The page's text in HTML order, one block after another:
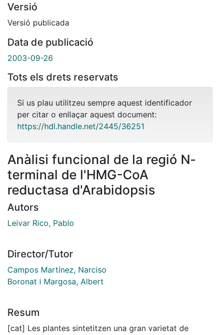
Versió
Versió publicada
Data de publicació
2003-09-26
Tots els drets reservats
Si us plau utilitzeu sempre aquest identificador
per citar o enllaçar aquest document:
https://hdl.handle.net/2445/36251
Anàlisi funcional de la regió N-
terminal de l'HMG-CoA
reductasa d'Arabidopsis
Autors
Leivar Rico, Pablo
Director/Tutor
Campos Martínez, Narciso
Boronat i Margosa, Albert
Resum
[cat] Les plantes sintetitzen una gran varietat de